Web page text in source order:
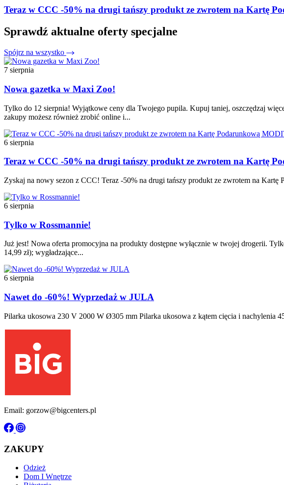
Teraz w CCC -50% na drugi tańszy produkt ze zwrotem na Kartę
Sprawdź aktualne oferty specjalne
Spójrz na wszystko
7 sierpnia
Nowa gazetka w Maxi Zoo!
Tylko do 12 sierpnia! Wyjątkowe ceny dla Twojego pupila. Kupuj taniej, oszczędzaj
zakupy możesz również zrobić online i...
6 sierpnia
Teraz w CCC -50% na drugi tańszy produkt ze zwrotem na Kartę
Zyskaj na nowy sezon z CCC! Teraz -50% na drugi tańszy produkt ze zwrotem na
6 sierpnia
Tylko w Rossmannie!
Już jest! Nowa oferta promocyjna na produkty dostępne wyłącznie w twojej drogerii.
14,99 zł); wygładzające...
6 sierpnia
Nawet do -60%! Wyprzedaż w JULA
Pilarka ukosowa 230 V 2000 W Ø305 mm Pilarka ukosowa z kątem cięcia i nachylenia
Email: gorzow@bigcenters.pl
ZAKUPY
Odzież
Dom I Wnętrze